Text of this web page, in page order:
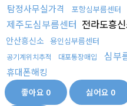
탐정사무실가격
포항심부름센터
제주도심부름센터 전라도흥
안산흥신소 용인심부름센터
공기계위치추적 대포통장매입 심부
휴대폰해킹
좋아요 0 싫어요 0